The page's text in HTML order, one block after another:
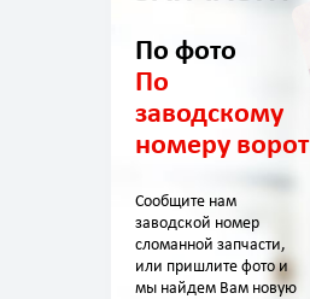
По фото
По
заводскому
номеру ворот
Сообщите нам
заводской номер
сломанной запчасти,
или пришлите фото и
мы найдем Вам новую